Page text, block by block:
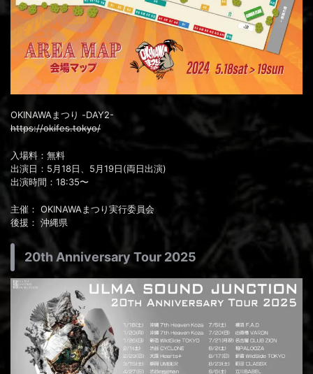
OKINAWAまつり -DAY2-
https://okifes.tokyo/
⼊場料：無料
出演日：5月18日、5月19日(両日出演)
出演時間：18:35〜
主催： OKINAWAまつり実行委員会
後援： 沖縄県
20th Anniversary Tour 2025